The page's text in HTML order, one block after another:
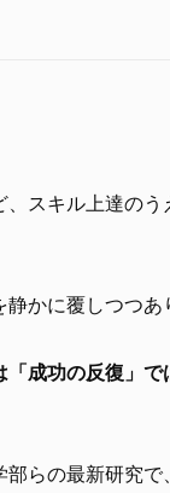
スキル上達の
かに覆しつつあ
成功の反復」
らの最新研究で、